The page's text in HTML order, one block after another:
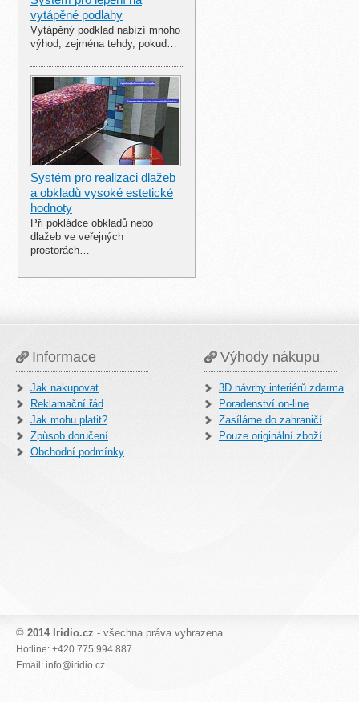
vytápěné podlahy
Vytápěný podklad nabízí mnoho
výhod, zejména tehdy, pokud…
Systém pro realizaci dlažeb
a obkladů vysoké estetické
hodnoty
Při pokládce obkladů nebo
dlažeb ve veřejných
prostorách…
Informace
Jak nakupovat
Reklamační řád
Jak mohu platit?
Způsob doručení
Obchodní podmínky
Výhody nákupu
3D návrhy interiérů zdarma
Poradenství on-line
Zasíláme do zahraničí
Pouze originální zboží
© 2014 Iridio.cz - všechna práva vyhrazena
Hotline: +420 775 994 887
Email: info@iridio.cz